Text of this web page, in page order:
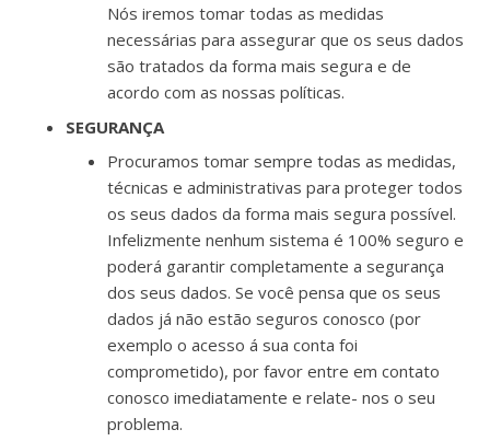
Nós iremos tomar todas as medidas
necessárias para assegurar que os seus dados
são tratados da forma mais segura e de
acordo com as nossas políticas.
SEGURANÇA
Procuramos tomar sempre todas as medidas,
técnicas e administrativas para proteger todos
os seus dados da forma mais segura possível.
Infelizmente nenhum sistema é 100% seguro e
poderá garantir completamente a segurança
dos seus dados. Se você pensa que os seus
dados já não estão seguros conosco (por
exemplo o acesso á sua conta foi
comprometido), por favor entre em contato
conosco imediatamente e relate- nos o seu
problema.